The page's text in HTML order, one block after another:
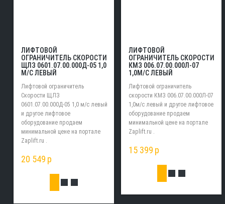
ЛИФТОВОЙ
ОГРАНИЧИТЕЛЬ СКОРОСТИ
ЩЛЗ 0601.07.00.000Д-05 1,0
М/С ЛЕВЫЙ
Лифтовой ограничитель
Скорости ЩЛЗ
0601.07.00.000Д-05 1,0 м/с левый
и другое лифтовое
оборудование продаем
минимальной цене на портале
Zaplift.ru .
20 549 p
ЛИФТОВОЙ
ОГРАНИЧИТЕЛЬ СКОРОСТИ
КМЗ 006.07.00.000Л-07
1,0М/С ЛЕВЫЙ
Лифтовой ограничитель
скорости КМЗ 006.07.00.000Л-07
1,0м/с левый и другое лифтовое
оборудование продаем
минимальной цене на портале
Zaplift.ru .
15 399 p